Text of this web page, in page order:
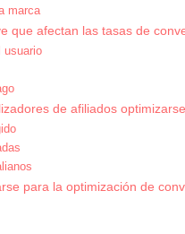
marca
que afectan las tasas de
usuario
de afiliados
para la optimización de